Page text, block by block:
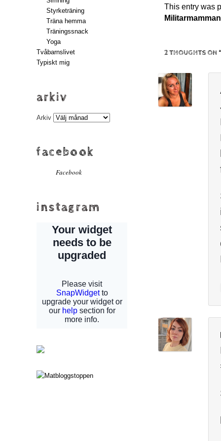
This entry was
Militarmamman
2 THOUGHTS ON
Styrketräning
Träna hemma
Träningssnack
Yoga
Tvåbarnslivet
Typiskt mig
arkiv
Arkiv
facebook
Facebook
instagram